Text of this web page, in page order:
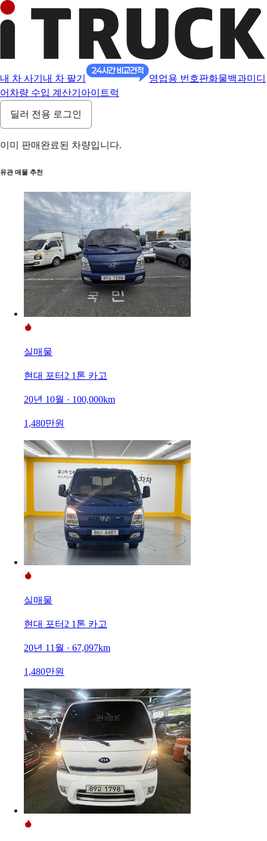
내 차 사기 내 차 팔기 영업용 번호판화물백과미디
어 차량 수입 계산기 아이트럭
딜러 전용 로그인
이미 판매완료된 차량입니다.
유관 매물 추천
실매물
현대 포터2 1톤 카고
20년 10월 · 100,000km
1,480만원
실매물
현대 포터2 1톤 카고
20년 11월 · 67,097km
1,480만원